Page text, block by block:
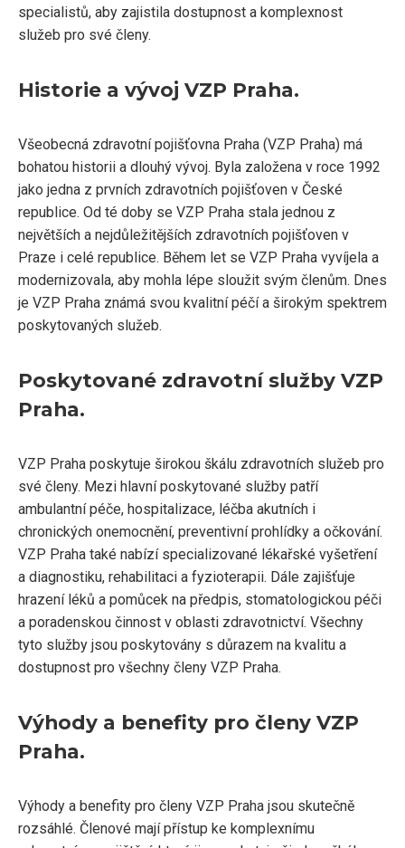
specialistů, aby zajistila dostupnost a komplexnost
služeb pro své členy.
Historie a vývoj VZP Praha.
Všeobecná zdravotní pojišťovna Praha (VZP Praha) má
bohatou historii a dlouhý vývoj. Byla založena v roce 1992
jako jedna z prvních zdravotních pojišťoven v České
republice. Od té doby se VZP Praha stala jednou z
největších a nejdůležitějších zdravotních pojišťoven v
Praze i celé republice. Během let se VZP Praha vyvíjela a
modernizovala, aby mohla lépe sloužit svým členům. Dnes
je VZP Praha známá svou kvalitní péčí a širokým spektrem
poskytovaných služeb.
Poskytované zdravotní služby VZP
Praha.
VZP Praha poskytuje širokou škálu zdravotních služeb pro
své členy. Mezi hlavní poskytované služby patří
ambulantní péče, hospitalizace, léčba akutních i
chronických onemocnění, preventivní prohlídky a očkování.
VZP Praha také nabízí specializované lékařské vyšetření
a diagnostiku, rehabilitaci a fyzioterapii. Dále zajišťuje
hrazení léků a pomůcek na předpis, stomatologickou péči
a poradenskou činnost v oblasti zdravotnictví. Všechny
tyto služby jsou poskytovány s důrazem na kvalitu a
dostupnost pro všechny členy VZP Praha.
Výhody a benefity pro členy VZP
Praha.
Výhody a benefity pro členy VZP Praha jsou skutečně
rozsáhlé. Členové mají přístup ke komplexnímu